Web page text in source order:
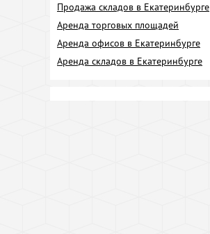
Продажа складов в Екатеринбурге
Аренда торговых площадей
Аренда офисов в Екатеринбурге
Аренда складов в Екатеринбурге